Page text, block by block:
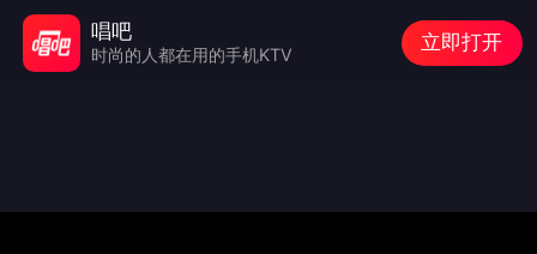
唱吧
时尚的人都在用的手机KTV
立即打开